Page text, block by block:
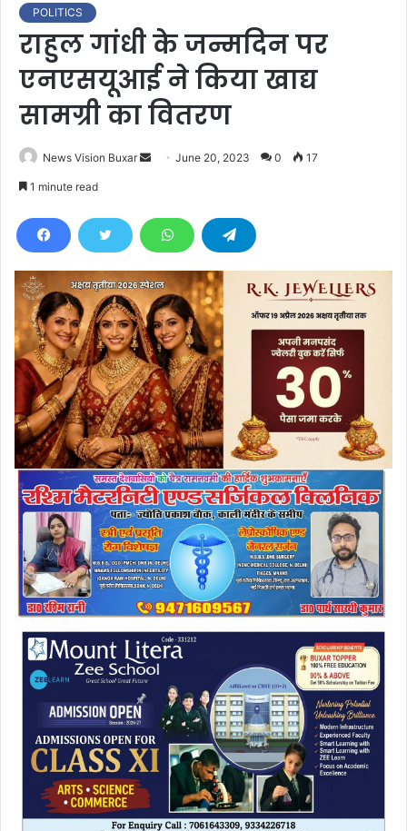
POLITICS
राहुल गांधी के जन्मदिन पर
एनएसयूआई ने किया खाद्य
सामग्री का वितरण
News Vision Buxar
d
e
m
a
i
l
June 20, 2023 0 17
1 minute read